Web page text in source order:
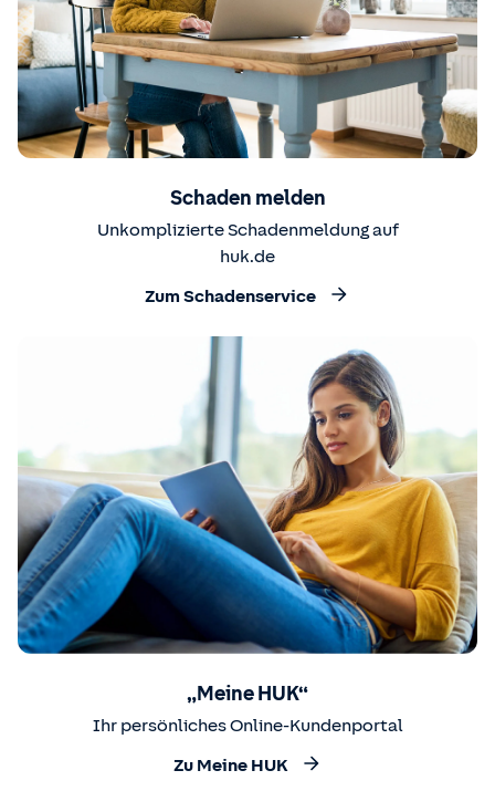
Schaden melden
Unkomplizierte Schadenmeldung auf
huk.de
Zum Schadenservice
„Meine HUK“
Ihr persönliches Online-Kundenportal
Zu Meine HUK